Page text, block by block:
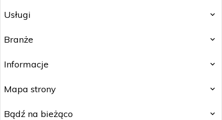
Usługi
Branże
Informacje
Mapa strony
Bądź na bieżąco